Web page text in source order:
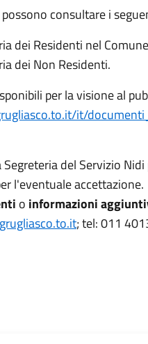
consultare i
dei Residenti nel
dei Non Residenti.
per la visione al
it/
Segreteria del Servizio
l'eventuale accettazione.
o informazioni
; tel: 011